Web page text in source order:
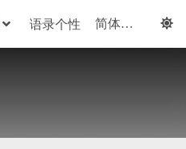
语录个性